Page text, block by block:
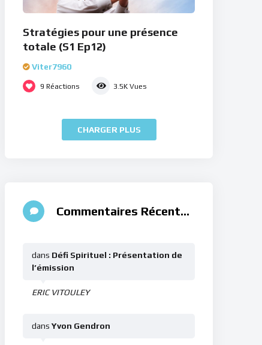
Stratégies pour une présence
totale (S1 Ep12)
Viter7960
9 Réactions 3.5K Vues
CHARGER PLUS
Commentaires Récents
ERIC VITOULEY
dans Défi Spirituel : Présentation de
l’émission
dansYvon Gendron